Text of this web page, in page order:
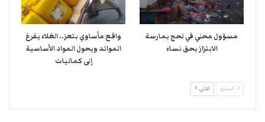
مسؤول محلي في لحج بمارسة
الابتزاز بحق نساء
واقع مأساوي بتعز.. الغلاء يفرغ
الموائد ويحول المواد الأساسية
إلى كماليات
السابق التالي